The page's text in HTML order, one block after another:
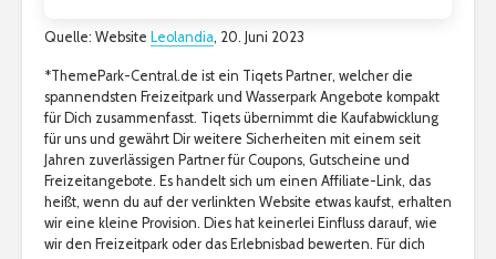
Quelle: Website Leolandia, 20. Juni 2023
*ThemePark-Central.de ist ein Tiqets Partner, welcher die
spannendsten Freizeitpark und Wasserpark Angebote kompakt
für Dich zusammenfasst. Tiqets übernimmt die Kaufabwicklung
für uns und gewährt Dir weitere Sicherheiten mit einem seit
Jahren zuverlässigen Partner für Coupons, Gutscheine und
Freizeitangebote. Es handelt sich um einen Affiliate-Link, das
heißt, wenn du auf der verlinkten Website etwas kaufst, erhalten
wir eine kleine Provision. Dies hat keinerlei Einfluss darauf, wie
wir den Freizeitpark oder das Erlebnisbad bewerten. Für dich